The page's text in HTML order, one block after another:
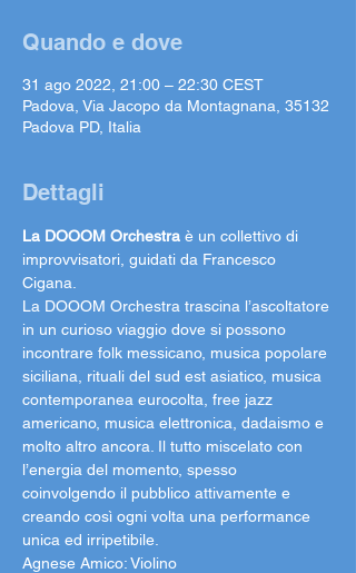
Quando e dove
31 ago 2022, 21:00 – 22:30 CEST
Padova, Via Jacopo da Montagnana, 35132
Padova PD, Italia
Dettagli
La DOOOM Orchestra è un collettivo di
improvvisatori, guidati da Francesco
Cigana.
La DOOOM Orchestra trascina l’ascoltatore
in un curioso viaggio dove si possono
incontrare folk messicano, musica popolare
siciliana, rituali del sud est asiatico, musica
contemporanea eurocolta, free jazz
americano, musica elettronica, dadaismo e
molto altro ancora. Il tutto miscelato con
l’energia del momento, spesso
coinvolgendo il pubblico attivamente e
creando così ogni volta una performance
unica ed irripetibile.
Agnese Amico: Violino